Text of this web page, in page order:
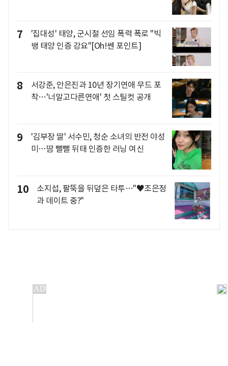
7
'집대성' 태양, 군시절 선임 폭력 폭로 "빅
뱅 태양 인증 강요"[Oh!쎈 포인트]
8
서강준, 안은진과 10년 장기연애 무드 포
착…'너말고다른연애' 첫 스틸컷 공개
9
'김부장 딸' 서수민, 청순 소녀의 반전 야성
미…땀 뻘뻘 뒤태 인증한 러닝 여신
10
소지섭, 팔뚝을 뒤덮은 타투…"♥조은정
과 데이트 중?"